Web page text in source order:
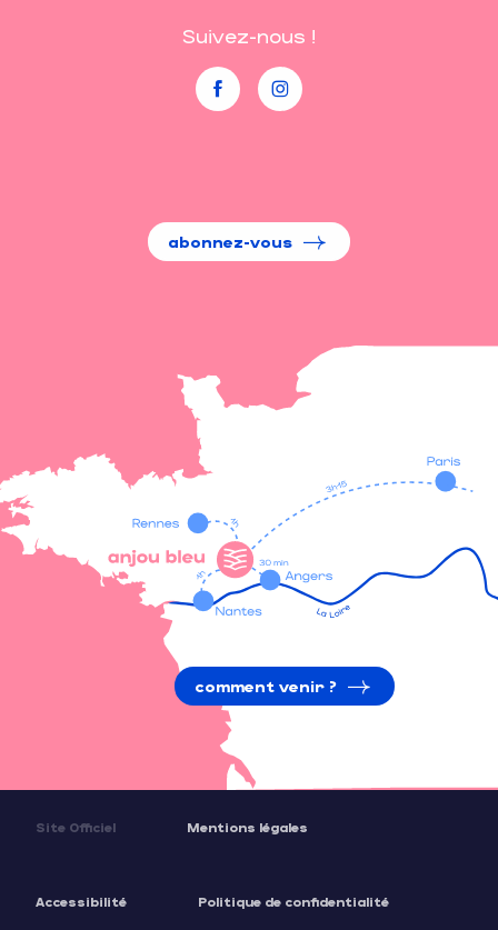
Suivez-nous !
abonnez-vous
comment venir ?
Site Officiel Mentions légales
Accessibilité Politique de confidentialité